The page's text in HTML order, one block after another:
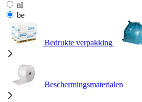
nl
be
Bedrukte verpakking
Beschermingsmaterialen